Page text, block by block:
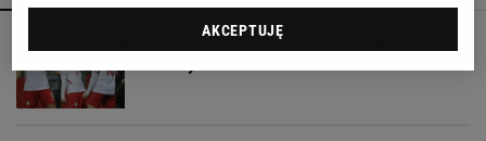
Nowy biznes reprezentanta Polski. Wcześniejszy
AKCEPTUJĘ